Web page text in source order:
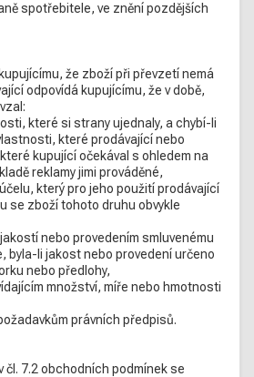
spotřebitele, ve znění pozdějších
že zboží při převzetí nemá
odpovídá kupujícímu, že v době,
které si strany ujednaly, a chybí-li
které prodávající nebo
kupující očekával s ohledem na
reklamy jimi prováděné,
který pro jeho použití prodávající
se zboží tohoto druhu obvykle
nebo provedením smluvenému
byla-li jakost nebo provedení určeno
nebo předlohy,
množství, míře nebo hmotnosti
právních předpisů.
čl. 7.2 obchodních podmínek se